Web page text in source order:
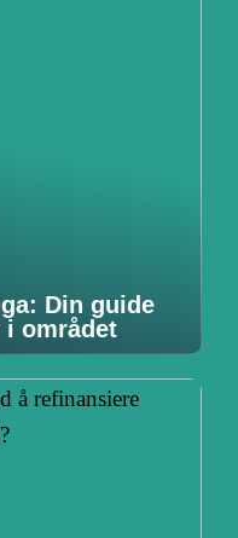
Din guide
området